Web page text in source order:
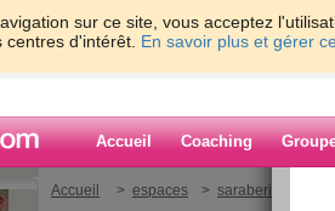
sur ce site, vous acceptez
d'intérêt. En savoir plus et gérer
Accueil Coaching
Accueil > espaces > saraberille